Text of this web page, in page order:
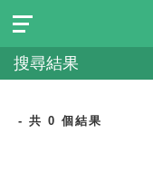
搜尋結果
- 共 0 個結果